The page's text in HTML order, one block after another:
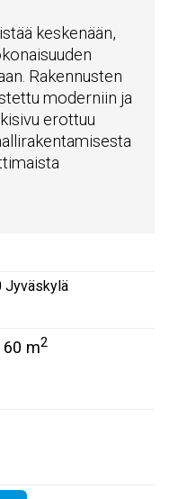
keskenään,
Rakennusten
moderniin ja
erottuu
Jyväskylä
60 m2